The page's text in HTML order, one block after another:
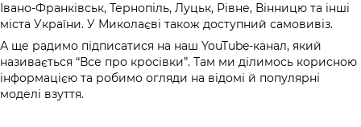
Івано-Франківськ, Тернопіль, Луцьк, Рівне, Вінницю та інші
міста України. У Миколаєві також доступний самовивіз.
А ще радимо підписатися на наш YouTube-канал, який
називається “Все про кросівки”. Там ми ділимось корисною
інформацією та робимо огляди на відомі й популярні
моделі взуття.